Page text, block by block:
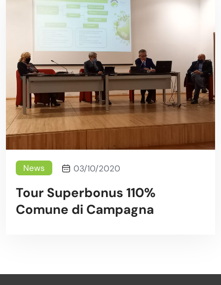
News 03/10/2020
Tour Superbonus 110%
Comune di Campagna